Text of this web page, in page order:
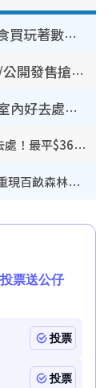
【8月生日優惠2026】全港85大食買玩著數攻略 自助餐/火鍋放題同行免費＋誠品/DONKI送現金券
人夫集團｜Klook套票/優先訂票/公開發售搶飛攻略！附票價.購票連結.場地座位表
香港室內好去處｜逾35大歎冷氣室內好去處推介 室內活動免費避雨無懼落雨
唱K推介2026︱全港13大卡啦OK好去處！最平$36起 日文K都有！(附地址+收費詳情)
小熊維尼100週年快閃店登陸又一城 重現百畝森林經典場景／獨家限定盲盒登場／專屬DIY香水